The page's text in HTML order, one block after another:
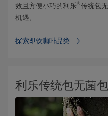
效且方便小巧的利乐®传统包
机遇。
探索即饮咖啡品类
利乐传统包无菌